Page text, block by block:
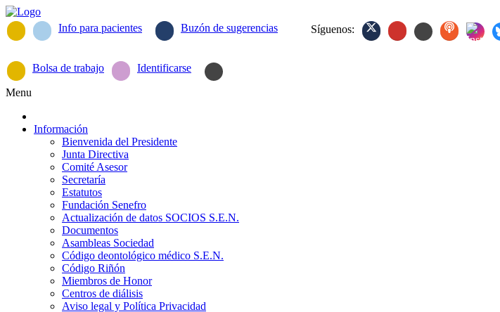
Info para pacientes Buzón de sugerencias Síguenos:
Bolsa de trabajo Identificarse
Menu
Información
Bienvenida del Presidente
Junta Directiva
Comité Asesor
Secretaría
Estatutos
Fundación Senefro
Actualización de datos SOCIOS S.E.N.
Documentos
Asambleas Sociedad
Código deontológico médico S.E.N.
Código Riñón
Miembros de Honor
Centros de diálisis
Aviso legal y Política Privacidad